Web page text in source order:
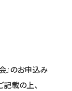
』のお申込み
載の上、